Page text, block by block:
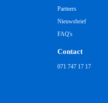
Partners
Nieuwsbrief
FAQ's
Contact
071 747 17 17